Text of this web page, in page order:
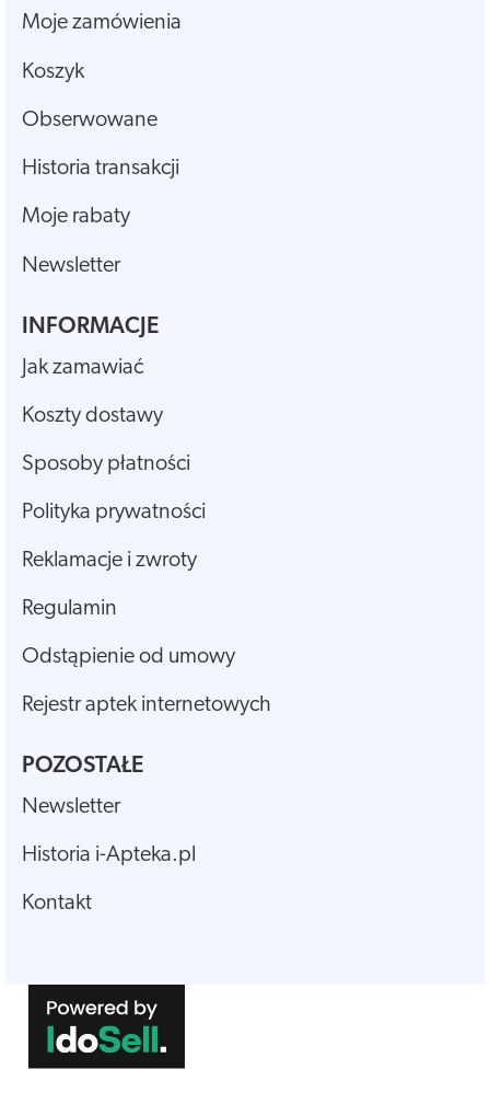
Moje zamówienia
Koszyk
Obserwowane
Historia transakcji
Moje rabaty
Newsletter
INFORMACJE
Jak zamawiać
Koszty dostawy
Sposoby płatności
Polityka prywatności
Reklamacje i zwroty
Regulamin
Odstąpienie od umowy
Rejestr aptek internetowych
POZOSTAŁE
Newsletter
Historia i-Apteka.pl
Kontakt